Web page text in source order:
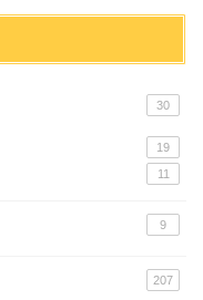
30
19
11
9
207